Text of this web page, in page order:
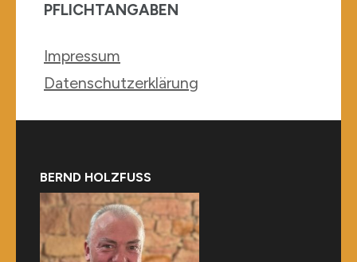
PFLICHTANGABEN
Impressum
Datenschutzerklärung
BERND HOLZFUSS